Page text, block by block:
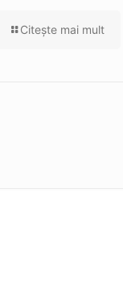
Citeşte mai mult